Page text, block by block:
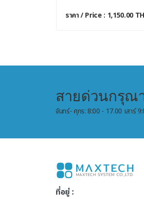
ราคา / Price : 1,150.00
สายด่วนกรุณ
จันทร์- ศุกร: 8:00 - 17.00 เสาร์
ที่อยู่ :